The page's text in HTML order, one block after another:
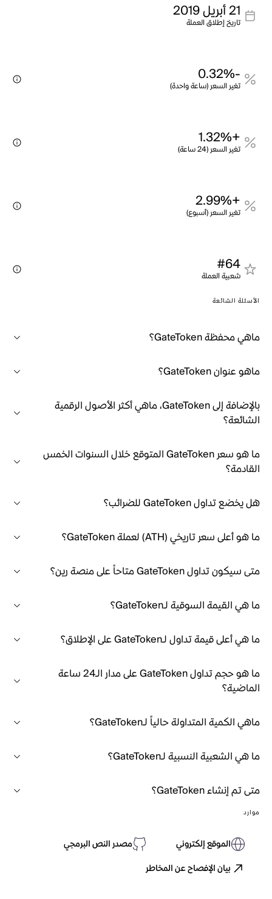
21 أبريل 2019
تاريخ إطلاق العملة
-0.32%
تغير السعر (ساعة واحدة)
+1.32%
تغير السعر (24 ساعة)
+2.99%
تغير السعر (أسبوع)
#64
شعبية العملة
الأسئلة الشائعة
ماهي محفظة GateToken؟
ماهو عنوان GateToken؟
بالإضافة إلى GateToken، ماهي أكثر الأصول الرقمية
الشائعة؟
ما هو سعر GateToken المتوقع خلال السنوات الخمس
القادمة؟
هل يخضع تداول GateToken للضرائب؟
ما هو أعلى سعر تاريخي (ATH) لعملة GateToken؟
متى سيكون تداول GateToken متاحاً على منصة رين؟
ما هي القيمة السوقية لـGateToken؟
ما هي أعلى قيمة تداول لـGateToken على الإطلاق؟
ما هو حجم تداول GateToken على مدار الـ24 ساعة
الماضية؟
ماهي الكمية المتداولة حالياً لـGateToken؟
ما هي الشعبية النسبية لـGateToken؟
متى تم إنشاء GateToken؟
موارد
الموقع إلكتروني
مصدر النص البرمجي
بيان الإفصاح عن المخاطر